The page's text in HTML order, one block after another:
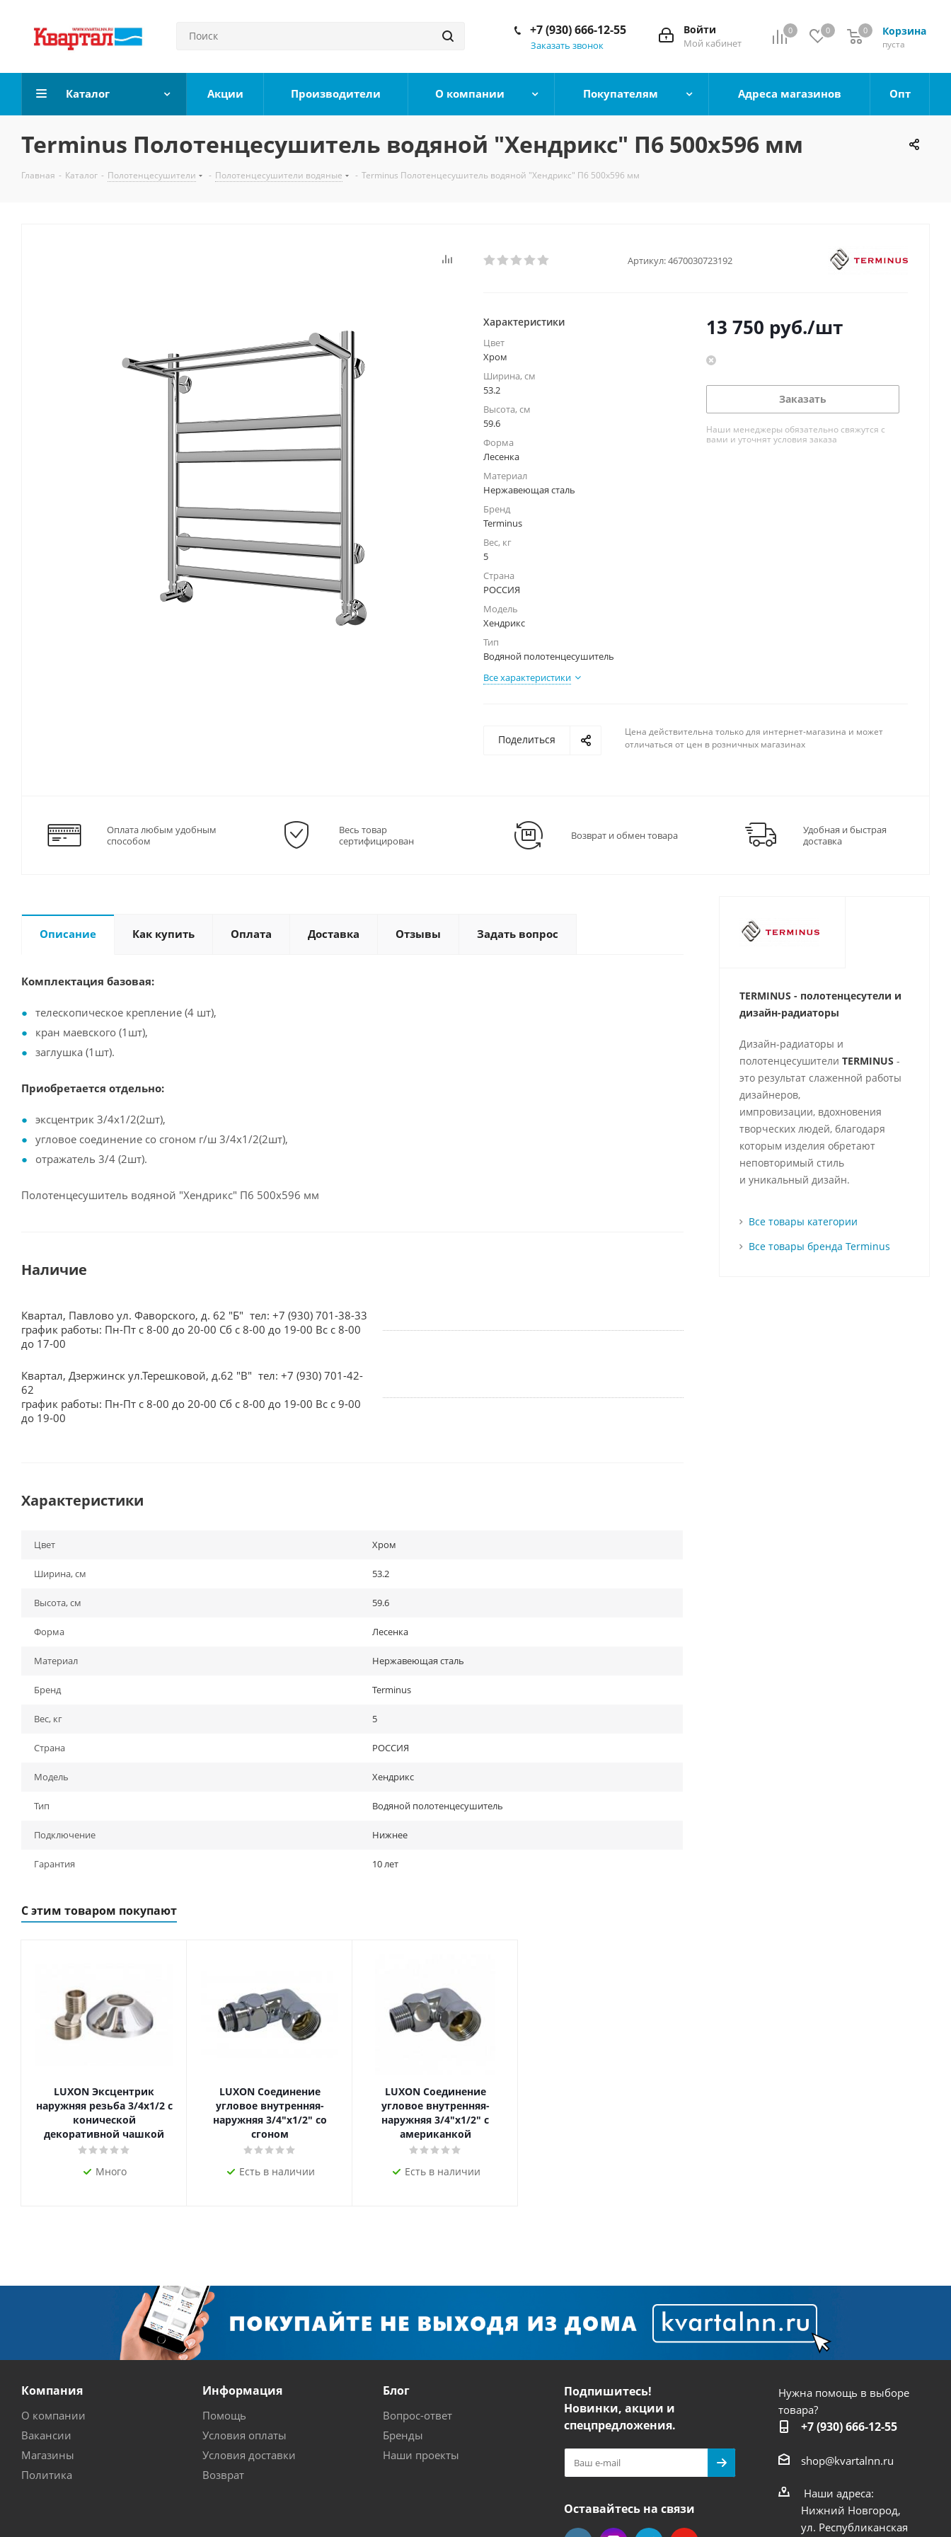
0 0 Корзина
0
пуста
0
Войти
Мой кабинет
+7 (930) 666-12-55
Заказать звонок
Каталог Акции Производители О компании Покупателям Адреса магазинов Опт
Terminus Полотенцесушитель водяной "Хендрикс" П6 500х596 мм
Главная - Каталог - Полотенцесушители - Полотенцесушители водяные - Terminus Полотенцесушитель водяной "Хендрикс" П6 500х596 мм
Артикул:4670030723192
Характеристики
Цвет
Хром
Ширина, см
53.2
Высота, см
59.6
Форма
Лесенка
Материал
Нержавеющая сталь
Бренд
Terminus
Вес, кг
5
Страна
РОССИЯ
Модель
Хендрикс
Тип
Водяной полотенцесушитель
Все характеристики
13 750 руб./шт
Заказать
Наши менеджеры обязательно свяжутся с
вами и уточнят условия заказа
Поделиться
Цена действительна только для интернет-магазина и может
отличаться от цен в розничных магазинах
Оплата любым удобным
способом
Весь товар
сертифицирован
Возврат и обмен товара
Удобная и быстрая
доставка
Описание Как купить Оплата Доставка Отзывы Задать вопрос
Комплектация базовая:
телескопическое крепление (4 шт),
кран маевского (1шт),
заглушка (1шт).
Приобретается отдельно:
эксцентрик 3/4х1/2(2шт),
угловое соединение со сгоном г/ш 3/4х1/2(2шт),
отражатель 3/4 (2шт).
Полотенцесушитель водяной "Хендрикс" П6 500х596 мм
Наличие
Квартал, Павлово ул. Фаворского, д. 62 "Б" тел: +7 (930) 701-38-33
график работы: Пн-Пт с 8-00 до 20-00 Сб с 8-00 до 19-00 Вс с 8-00
до 17-00
Квартал, Дзержинск ул.Терешковой, д.62 "В" тел: +7 (930) 701-42-
62
график работы: Пн-Пт с 8-00 до 20-00 Сб с 8-00 до 19-00 Вс с 9-00
до 19-00
Характеристики
Цвет Хром
Ширина, см 53.2
Высота, см 59.6
Форма Лесенка
Материал Нержавеющая сталь
Бренд Terminus
Вес, кг 5
Страна РОССИЯ
Модель Хендрикс
Тип Водяной полотенцесушитель
Подключение Нижнее
Гарантия 10 лет
С этим товаром покупают
LUXON Эксцентрик
наружняя резьба 3/4х1/2 с
конической
декоративной чашкой
Много
LUXON Соединение
угловое внутренняя-
наружняя 3/4"х1/2" со
сгоном
Есть в наличии
LUXON Соединение
угловое внутренняя-
наружняя 3/4"х1/2" с
американкой
Есть в наличии
TERMINUS - полотенцесутели и
дизайн-радиаторы
Дизайн-радиаторы и
полотенцесушители TERMINUS -
это результат слаженной работы
дизайнеров,
импровизации, вдохновения
творческих людей, благодаря
которым изделия обретают
неповторимый стиль
и уникальный дизайн.
Все товары категории
Все товары бренда Terminus
Компания
О компании
Вакансии
Магазины
Политика
Информация
Помощь
Условия оплаты
Условия доставки
Возврат
Блог
Вопрос-ответ
Бренды
Наши проекты
Подпишитесь!
Новинки, акции и
спецпредложения.
Оставайтесь на связи
Нужна помощь в выборе
товара?
+7 (930) 666-12-55
shop@kvartalnn.ru
Наши адреса:
Нижний Новгород,
ул. Республиканская